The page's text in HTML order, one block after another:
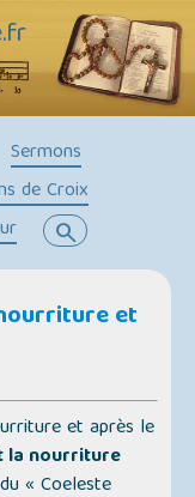
Sermons
de Croix
search
et
et après le
la nourriture
« Coeleste